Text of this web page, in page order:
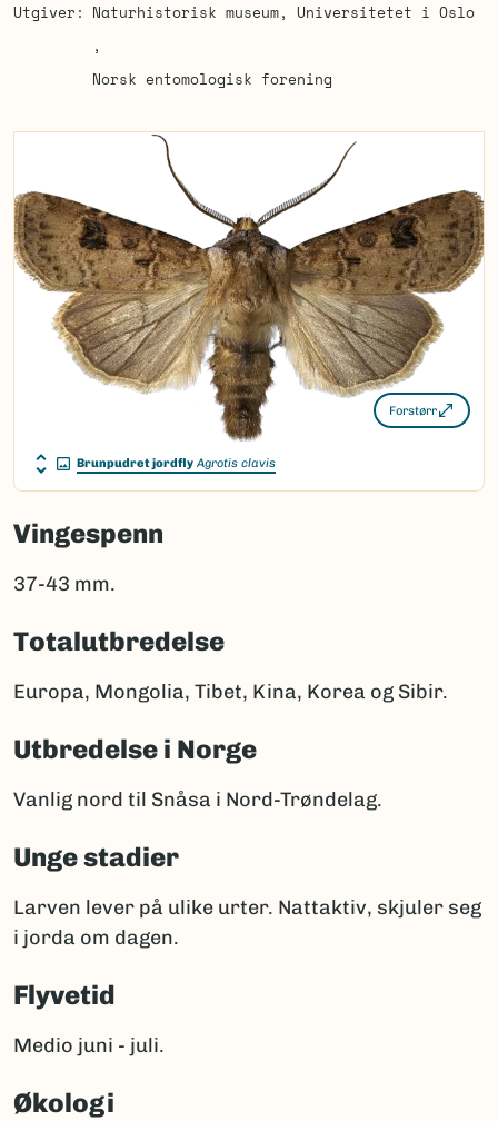
Utgiver
Naturhistorisk museum, Universitetet i Oslo
Norsk entomologisk forening
Forstørr
Brunpudret jordfly Agrotis clavis
Vingespenn
37-43 mm.
Totalutbredelse
Europa, Mongolia, Tibet, Kina, Korea og Sibir.
Utbredelse i Norge
Vanlig nord til Snåsa i Nord-Trøndelag.
Unge stadier
Larven lever på ulike urter. Nattaktiv, skjuler seg
i jorda om dagen.
Flyvetid
Medio juni - juli.
Økologi